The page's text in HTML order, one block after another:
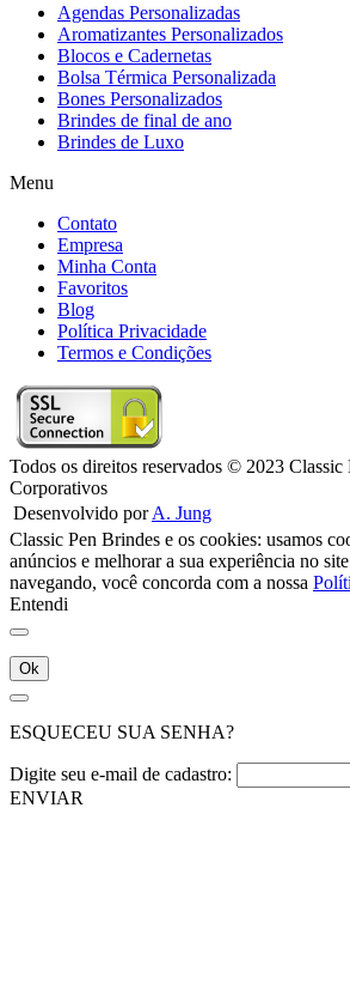
Agendas Personalizadas
Aromatizantes Personalizados
Blocos e Cadernetas
Bolsa Térmica Personalizada
Bones Personalizados
Brindes de final de ano
Brindes de Luxo
Menu
Contato
Empresa
Minha Conta
Favoritos
Blog
Política Privacidade
Termos e Condições
Todos os direitos reservados © 2023 Classic
Corporativos
Desenvolvido porA. Jung
Classic Pen Brindes e os cookies: usamos
anúncios e melhorar a sua experiência no
navegando, você concorda com a nossa
Entendi
Ok
ESQUECEU SUA SENHA?
Digite seu e-mail de cadastro:
ENVIAR